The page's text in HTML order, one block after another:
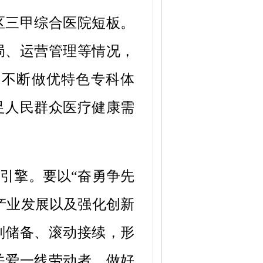
甲综合医院短板。
运营管理等情况，
断做优特色专科体
民群众医疗健康需
擎。要以“奋勇争先
业发展以及强化创新
备、滚动接续，形